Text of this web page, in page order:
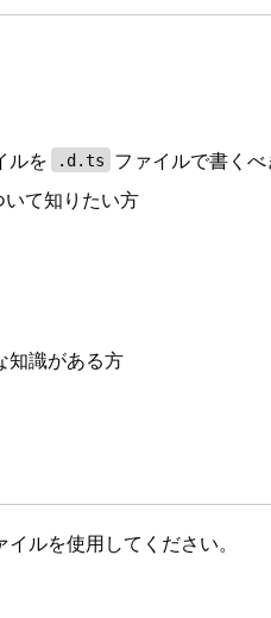
ルを .d.ts ファイルで書く
て知りたい方
知識がある方
イルを使用してください。